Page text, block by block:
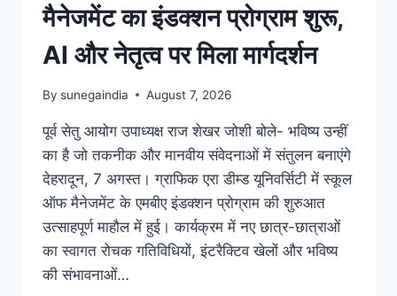
मैनेजमेंट का इंडक्शन प्रोग्राम शुरू,
AI और नेतृत्व पर मिला मार्गदर्शन
By sunegaindia August 7, 2026
पूर्व सेतु आयोग उपाध्यक्ष राज शेखर जोशी बोले- भविष्य उन्हीं
का है जो तकनीक और मानवीय संवेदनाओं में संतुलन बनाएंगे
देहरादून, 7 अगस्त। ग्राफिक एरा डीम्ड यूनिवर्सिटी में स्कूल
ऑफ मैनेजमेंट के एमबीए इंडक्शन प्रोग्राम की शुरुआत
उत्साहपूर्ण माहौल में हुई। कार्यक्रम में नए छात्र-छात्राओं
का स्वागत रोचक गतिविधियों, इंटरैक्टिव खेलों और भविष्य
की संभावनाओं…